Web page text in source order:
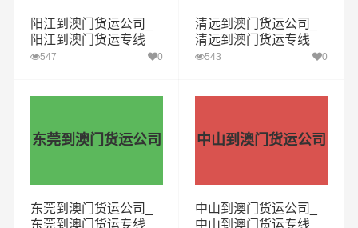
阳江到澳门货运公司_
阳江到澳门货运专线
547 0
清远到澳门货运公司_
清远到澳门货运专线
543 0
东莞到澳门货运公司
东莞到澳门货运公司_
东莞到澳门货运专线
中山到澳门货运公司
中山到澳门货运公司_
中山到澳门货运专线